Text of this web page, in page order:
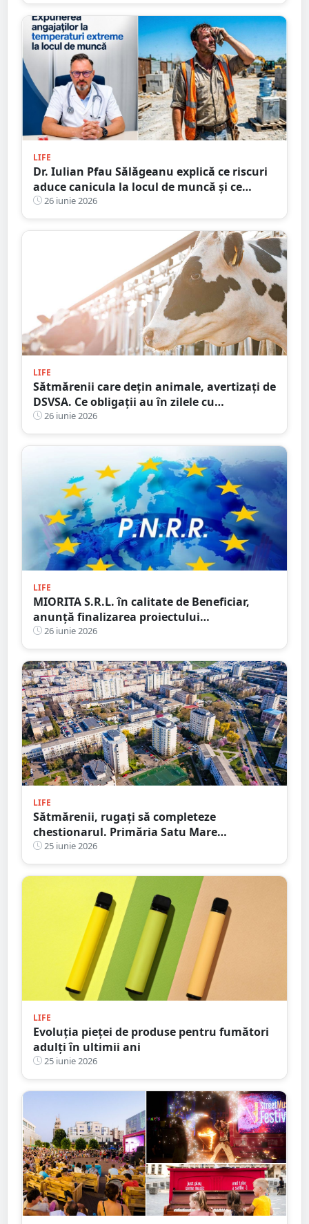
LIFE
Dr. Iulian Pfau Sălăgeanu explică ce riscuri
aduce canicula la locul de muncă și ce
obligații au angajatorii. Cum ne putem
proteja și ajuta colegii
26 iunie 2026
LIFE
Sătmărenii care dețin animale, avertizați de
DSVSA. Ce obligații au în zilele cu
temperaturi extreme
26 iunie 2026
LIFE
MIORITA S.R.L. în calitate de Beneficiar,
anunță finalizarea proiectului
„DIGITALIZAREA SOCIETATII MIORITA SRL”
26 iunie 2026
LIFE
Sătmărenii, rugați să completeze
chestionarul. Primăria Satu Mare
pregătește noul Plan Urbanistic General
25 iunie 2026
LIFE
Evoluția pieței de produse pentru fumători
adulți în ultimii ani
25 iunie 2026